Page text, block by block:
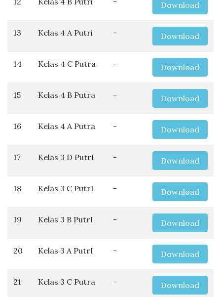
Download
13 Kelas 4 A Putri - Download
14 Kelas 4 C Putra - Download
15 Kelas 4 B Putra - Download
16 Kelas 4 A Putra - Download
17 Kelas 3 D PutrI - Download
18 Kelas 3 C PutrI - Download
19 Kelas 3 B PutrI - Download
20 Kelas 3 A PutrI - Download
21 Kelas 3 C Putra - Download